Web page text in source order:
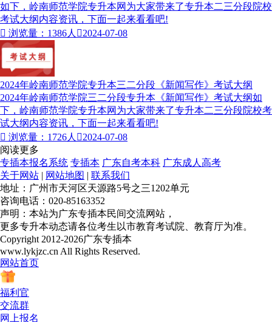
如下，岭南师范学院专升本网为大家带来了专升本二三分段院校
考试大纲内容资讯，下面一起来看看吧!
 浏览量：1386人 2024-07-08
2024年岭南师范学院专升本三二分段《新闻写作》考试大纲
2024年岭南师范学院三二分段专升本《新闻写作》考试大纲如
下，岭南师范学院专升本网为大家带来了专升本二三分段院校考
试大纲内容资讯，下面一起来看看吧!
 浏览量：1726人 2024-07-08
阅读更多
专插本报名系统 专插本 广东自考本科 广东成人高考
关于网站 | 网站地图 | 联系我们
地址：广州市天河区天源路5号之三1202单元
咨询电话：020-85163352
声明：本站为广东专插本民间交流网站，
更多专升本动态请各位考生以市教育考试院、教育厅为准。
Copyright 2012-2026广东专插本
www.lykjzc.cn All Rights Reserved.
网站首页
福利官
交流群
网上报名